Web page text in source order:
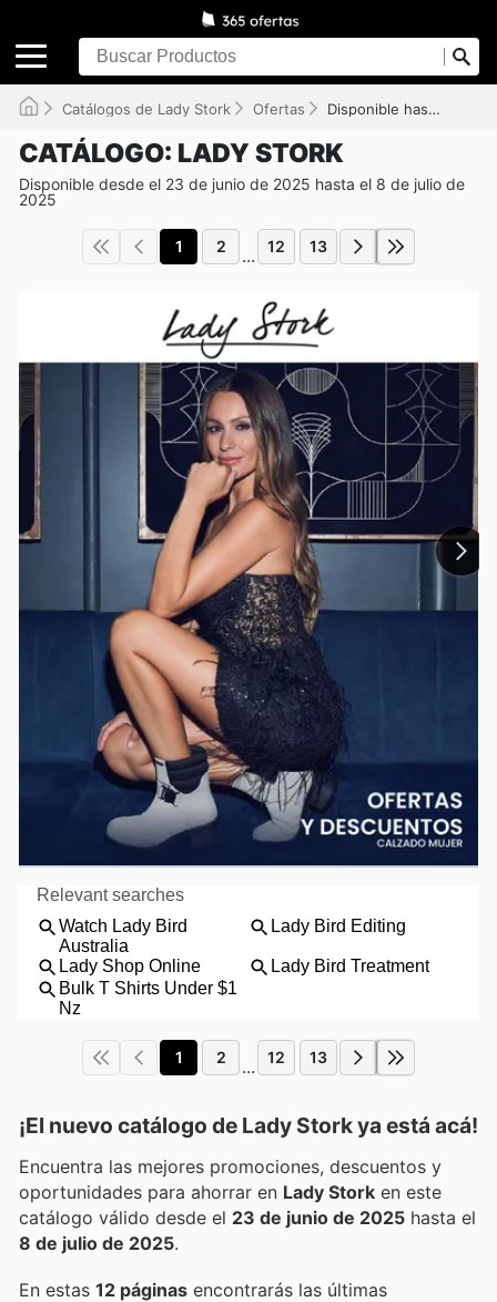
Catálogos de Lady Stork Ofertas Disponible hasta el 08/07/2025
CATÁLOGO: LADY STORK
Disponible desde el 23 de junio de 2025 hasta el 8 de julio de
2025
1 2 ... 12 13
1 2 ... 12 13
¡El nuevo catálogo de Lady Storkya está acá!
Encuentra las mejores promociones, descuentos y
oportunidades para ahorrar en Lady Stork en este
catálogo válido desde el 23 de junio de 2025 hasta el
8 de julio de 2025.
En estas 12 páginas encontrarás las últimas